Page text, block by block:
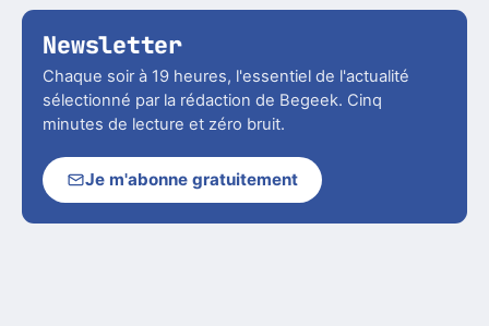
Newsletter
Chaque soir à 19 heures, l'essentiel de l'actualité
sélectionné par la rédaction de Begeek. Cinq
minutes de lecture et zéro bruit.
Je m'abonne gratuitement